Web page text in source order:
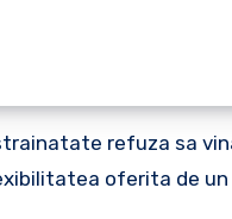
refuza sa
oferita de